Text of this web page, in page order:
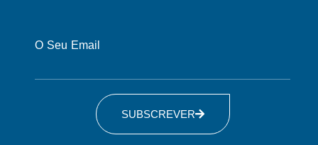
O Seu Email
SUBSCREVER